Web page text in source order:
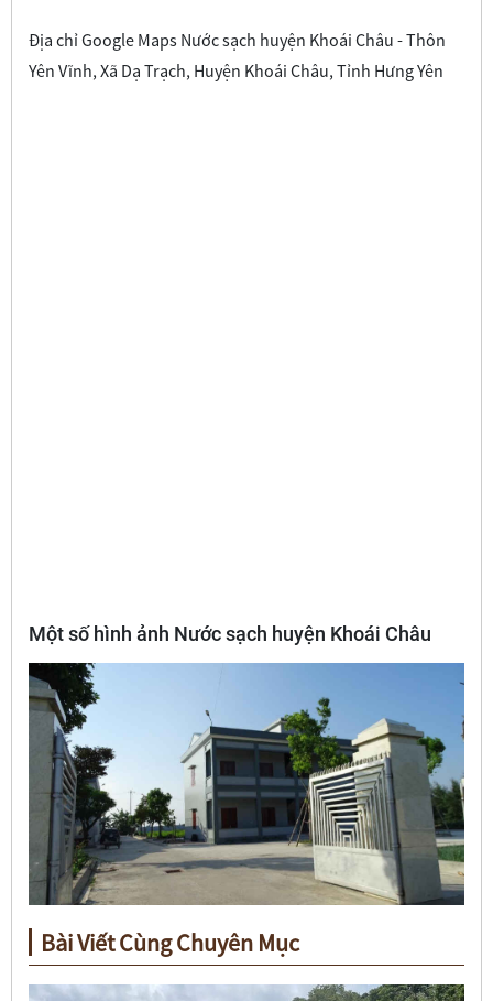
Địa chỉ Google Maps Nước sạch huyện Khoái Châu - Thôn
Yên Vĩnh, Xã Dạ Trạch, Huyện Khoái Châu, Tỉnh Hưng Yên
Một số hình ảnh Nước sạch huyện Khoái Châu
Bài Viết Cùng Chuyên Mục